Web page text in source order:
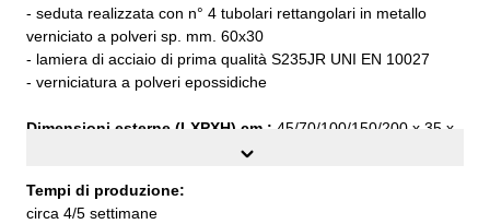
- seduta realizzata con n° 4 tubolari rettangolari in metallo
verniciato a polveri sp. mm. 60x30
- lamiera di acciaio di prima qualità S235JR UNI EN 10027
- verniciatura a polveri epossidiche
Dimensioni esterne (LXPXH) cm.: 45/70/100/150/200 x 35 x
Tempi di produzione:
circa 4/5 settimane